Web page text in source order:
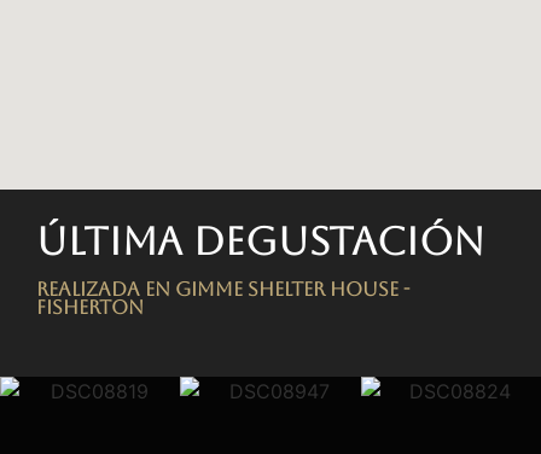
Última degustación
Realizada en Gimme Shelter House -
FISHERTON